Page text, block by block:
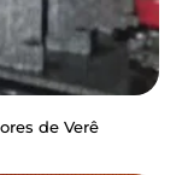
de Verê